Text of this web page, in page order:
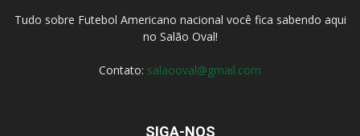
Tudo sobre Futebol Americano nacional você fica sabendo aqui
no Salão Oval!
Contato: salaooval@gmail.com
SIGA-NOS